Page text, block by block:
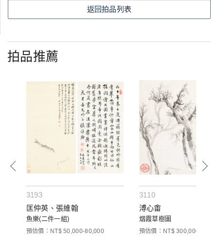
返回拍品列表
拍品推薦
3193
匡仲英、張維翰
魚樂(二件一組)
預估價：NT$ 50,000-80,000
3110
溥心畬
烟霞草樹圖
預估價：NT$ 300,000-